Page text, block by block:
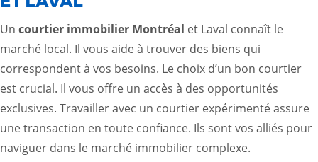
Un courtier immobilier Montréal et Laval connaît le
marché local. Il vous aide à trouver des biens qui
correspondent à vos besoins. Le choix d’un bon courtier
est crucial. Il vous offre un accès à des opportunités
exclusives. Travailler avec un courtier expérimenté assure
une transaction en toute confiance. Ils sont vos alliés pour
naviguer dans le marché immobilier complexe.